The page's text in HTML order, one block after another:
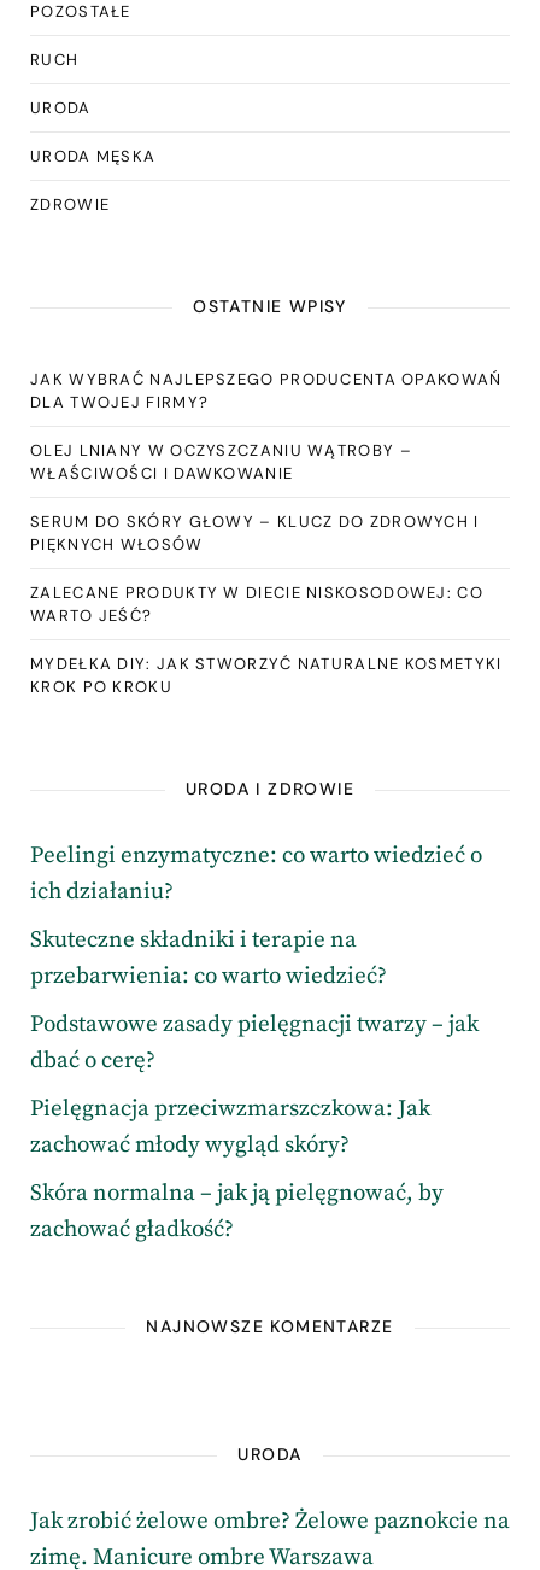
POZOSTAŁE
RUCH
URODA
URODA MĘSKA
ZDROWIE
OSTATNIE WPISY
JAK WYBRAĆ NAJLEPSZEGO PRODUCENTA OPAKOWAŃ
DLA TWOJEJ FIRMY?
OLEJ LNIANY W OCZYSZCZANIU WĄTROBY –
WŁAŚCIWOŚCI I DAWKOWANIE
SERUM DO SKÓRY GŁOWY – KLUCZ DO ZDROWYCH I
PIĘKNYCH WŁOSÓW
ZALECANE PRODUKTY W DIECIE NISKOSODOWEJ: CO
WARTO JEŚĆ?
MYDEŁKA DIY: JAK STWORZYĆ NATURALNE KOSMETYKI
KROK PO KROKU
URODA I ZDROWIE
Peelingi enzymatyczne: co warto wiedzieć o
ich działaniu?
Skuteczne składniki i terapie na
przebarwienia: co warto wiedzieć?
Podstawowe zasady pielęgnacji twarzy – jak
dbać o cerę?
Pielęgnacja przeciwzmarszczkowa: Jak
zachować młody wygląd skóry?
Skóra normalna – jak ją pielęgnować, by
zachować gładkość?
NAJNOWSZE KOMENTARZE
URODA
Jak zrobić żelowe ombre? Żelowe paznokcie na
zimę. Manicure ombre Warszawa